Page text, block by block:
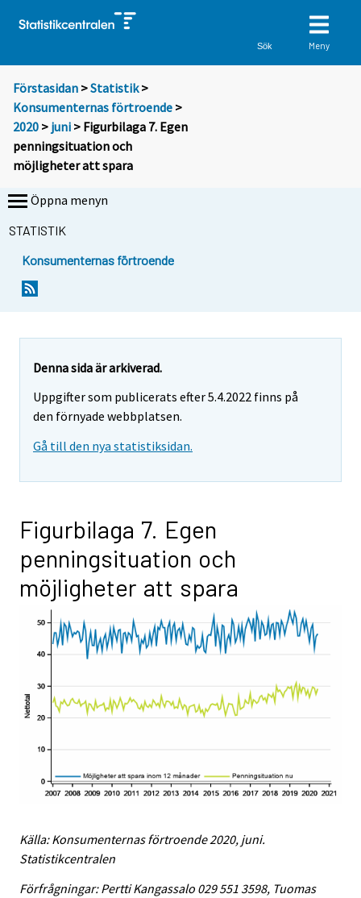
Sök Meny
Förstasidan >Statistik >
Konsumenternas förtroende >
2020 > juni > Figurbilaga 7. Egen
penningsituation och
möjligheter att spara
Öppna menyn
STATISTIK
Konsumenternas förtroende
Denna sida är arkiverad.
Uppgifter som publicerats efter 5.4.2022 finns på
den förnyade webbplatsen.
Gå till den nya statistiksidan.
Figurbilaga 7. Egen
penningsituation och
möjligheter att spara
Källa: Konsumenternas förtroende 2020, juni.
Statistikcentralen
Förfrågningar: Pertti Kangassalo 029 551 3598, Tuomas